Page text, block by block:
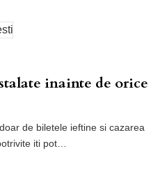
inainte de orice
de biletele ieftine si cazarea
iti pot…